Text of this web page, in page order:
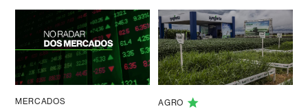
MERCADOS AGRO